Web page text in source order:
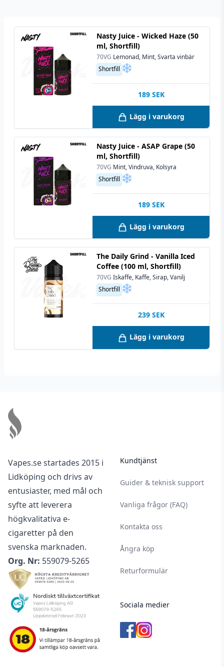
Nasty Juice - Wicked Haze (50
ml, Shortfill)
70VG Lemonad, Mint, Svarta vinbär
Shortfill
189 SEK
Lägg i varukorg
Nasty Juice - ASAP Grape (50
ml, Shortfill)
70VG Mint, Vindruva, Kolsyra
Shortfill
189 SEK
Lägg i varukorg
The Daily Grind - Vanilla Iced
Coffee (100 ml, Shortfill)
70VG Iskaffe, Kaffe, Sirap, Vanilj
Shortfill
239 SEK
Lägg i varukorg
Vapes.se startades 2015 i
Lidköping och drivs av
entusiaster, med mål och
syfte att leverera
högkvalitativa e-
cigaretter på den
svenska marknaden.
Org. Nr: 559079-5265
Kundtjänst
Guider & teknisk support
Vanliga frågor (FAQ)
Kontakta oss
Ångra köp
Returformulär
Sociala medier